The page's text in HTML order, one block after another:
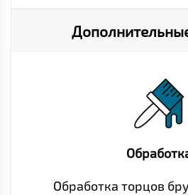
Обработка торцов